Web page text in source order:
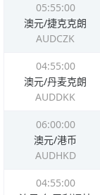
05:55:00
澳元/捷克克朗
AUDCZK
04:55:00
澳元/丹麦克朗
AUDDKK
06:00:00
澳元/港币
AUDHKD
04:55:00